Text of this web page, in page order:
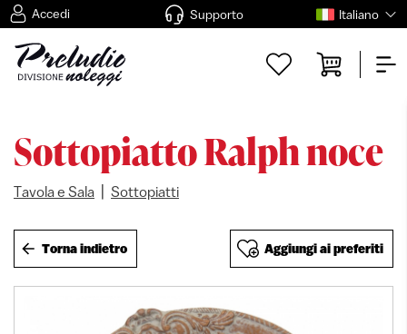
Accedi Supporto Italiano
Sottopiatto Ralph noce
Tavola e Sala Sottopiatti
Torna indietro Aggiungi ai preferiti